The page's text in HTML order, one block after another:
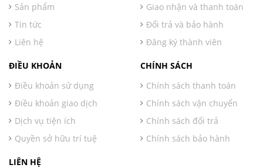
Sản phẩm
Tin tức
Liên hệ
Giao nhận và thanh toán
Đổi trả và bảo hành
Đăng ký thành viên
ĐIỀU KHOẢN
Điều khoản sử dụng
Điều khoản giao dịch
Dịch vụ tiện ích
Quyền sở hữu trí tuệ
CHÍNH SÁCH
Chính sách thanh toán
Chính sách vận chuyển
Chính sách đổi trả
Chính sách bảo hành
LIÊN HỆ